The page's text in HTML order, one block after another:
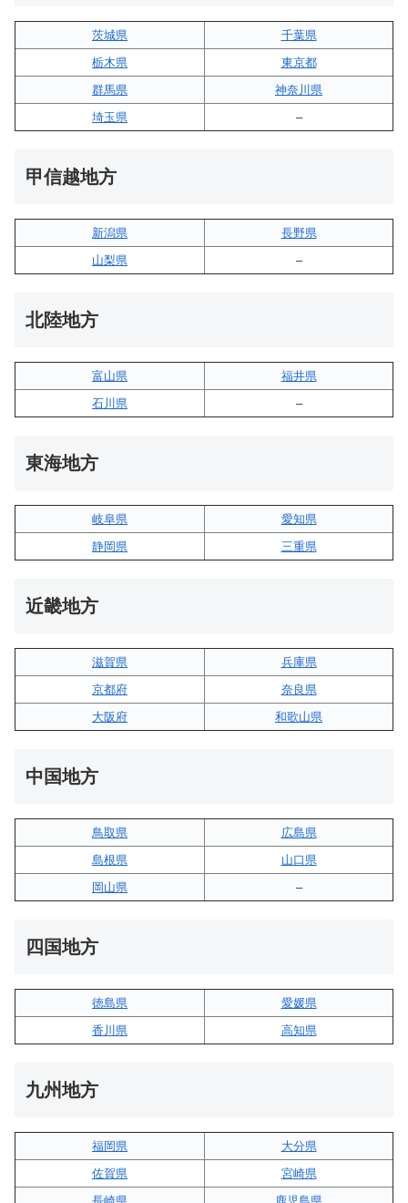
茨城県
千葉県
栃木県
東京都
群馬県
神奈川県
埼玉県
–
甲信越地方
新潟県
長野県
山梨県
–
北陸地方
富山県
福井県
石川県
–
東海地方
岐阜県
愛知県
静岡県
三重県
近畿地方
滋賀県
兵庫県
京都府
奈良県
大阪府
和歌山県
中国地方
鳥取県
広島県
島根県
山口県
岡山県
–
四国地方
徳島県
愛媛県
香川県
高知県
九州地方
福岡県
大分県
佐賀県
宮崎県